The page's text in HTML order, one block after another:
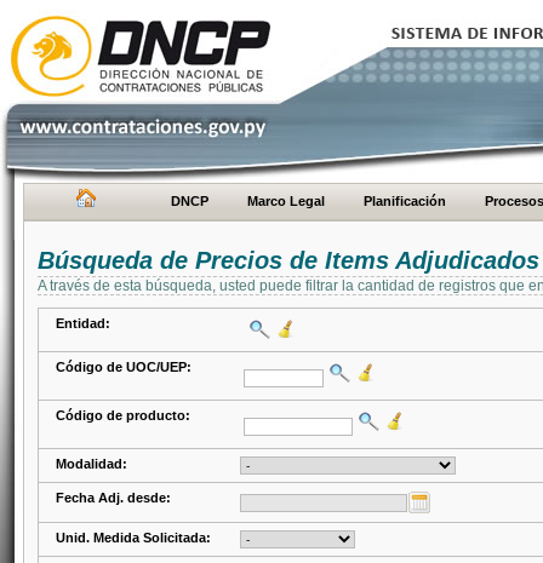
DNCP Marco Legal Planificación Procesos
Búsqueda de Precios de Items Adjudicados
A través de esta búsqueda, usted puede filtrar la cantidad de registros que
Entidad:
Código de UOC/UEP:
Código de producto:
Modalidad:
Fecha Adj. desde:
Unid. Medida Solicitada: